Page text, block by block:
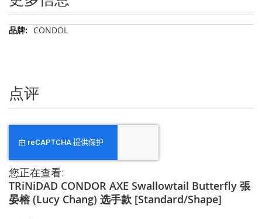
更
CONDOL
点评
您正在查看:
TRiNiDAD CONDOR AXE Swallowtail Butterfly 張
晏榕 (Lucy Chang) 选手款 [Standard/Shape]